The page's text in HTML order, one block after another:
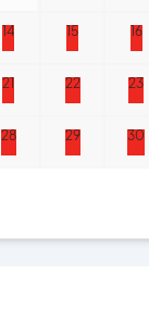
14 15 16
21 22 23
28 29 30